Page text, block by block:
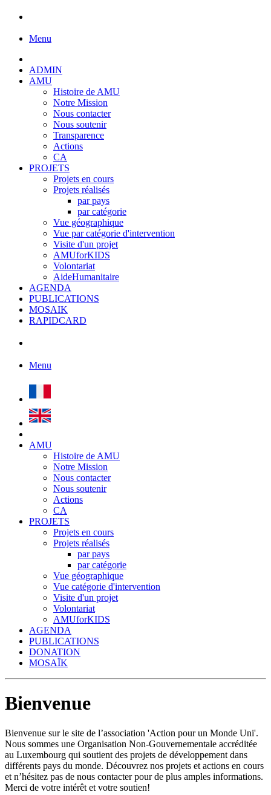
Menu
ADMIN
AMU
Histoire de AMU
Notre Mission
Nous contacter
Nous soutenir
Transparence
Actions
CA
PROJETS
Projets en cours
Projets réalisés
par pays
par catégorie
Vue géographique
Vue par catégorie d'intervention
Visite d'un projet
AMUforKIDS
Volontariat
AideHumanitaire
AGENDA
PUBLICATIONS
MOSAIK
RAPIDCARD
Menu
AMU
Histoire de AMU
Notre Mission
Nous contacter
Nous soutenir
Actions
CA
PROJETS
Projets en cours
Projets réalisés
par pays
par catégorie
Vue géographique
Vue catégorie d'intervention
Visite d'un projet
Volontariat
AMUforKIDS
AGENDA
PUBLICATIONS
DONATION
MOSAÏK
Bienvenue
Bienvenue sur le site de l’association 'Action pour un Monde Uni'.
Nous sommes une Organisation Non-Gouvernementale accréditée
au Luxembourg qui soutient des projets de développement dans
différents pays du monde. Découvrez nos projets et actions en cours
et n’hésitez pas de nous contacter pour de plus amples informations.
Merci de votre intérêt et votre soutien!